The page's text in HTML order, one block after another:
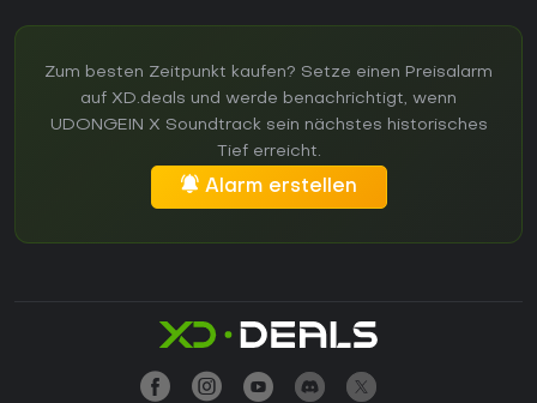
Zum besten Zeitpunkt kaufen? Setze einen Preisalarm
auf XD.deals und werde benachrichtigt, wenn
UDONGEIN X Soundtrack sein nächstes historisches
Tief erreicht.
Alarm erstellen